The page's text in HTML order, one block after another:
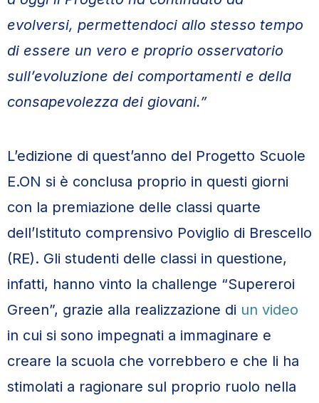
evolversi, permettendoci allo stesso tempo
di essere un vero e proprio osservatorio
sull’evoluzione dei comportamenti e della
consapevolezza dei giovani.”
L’edizione di quest’anno del Progetto Scuole
E.ON si è conclusa proprio in questi giorni
con la premiazione delle classi quarte
dell’Istituto comprensivo Poviglio di Brescello
(RE). Gli studenti delle classi in questione,
infatti, hanno vinto la challenge “Supereroi
Green”, grazie alla realizzazione di un video
in cui si sono impegnati a immaginare e
creare la scuola che vorrebbero e che li ha
stimolati a ragionare sul proprio ruolo nella